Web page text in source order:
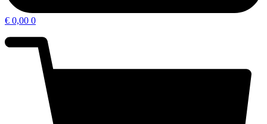
€ 0,00 0